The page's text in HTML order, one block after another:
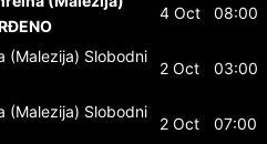
4 Oct 08:00
(Malezija) Slobodni
2 Oct 03:00
(Malezija) Slobodni
2 Oct 07:00